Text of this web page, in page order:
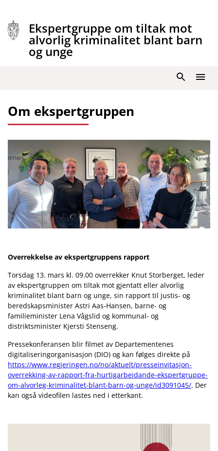
innhold
Ekspertgruppe om tiltak mot
alvorlig kriminalitet blant barn
og unge
Meny
Søk
Om ekspertgruppen
Overrekkelse av ekspertgruppens rapport
Torsdag 13. mars kl. 09.00 overrekker Knut Storberget, leder
av ekspertgruppen om tiltak mot gjentatt eller alvorlig
kriminalitet blant barn og unge, sin rapport til justis- og
beredskapsminister Astri Aas-Hansen, barne- og
familieminister Lena Vågslid og kommunal- og
distriktsminister Kjersti Stenseng.
Pressekonferansen blir filmet av Departementenes
digitaliseringorganisasjon (DIO) og kan følges direkte på
https://www.regjeringen.no/no/aktuelt/presseinvitasjon-
overrekking-av-rapport-fra-hurtigarbeidande-ekspertgruppe-
om-alvorleg-kriminalitet-blant-barn-og-unge/id3091045/. Der
kan også videofilen lastes ned i etterkant.